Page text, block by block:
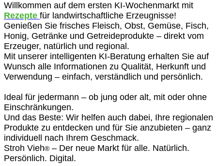
Willkommen auf dem ersten KI-Wochenmarkt mit
Rezepte für landwirtschaftliche Erzeugnisse!
Genießen Sie frisches Fleisch, Obst, Gemüse, Fisch,
Honig, Getränke und Getreideprodukte – direkt vom
Erzeuger, natürlich und regional.
Mit unserer intelligenten KI-Beratung erhalten Sie auf
Wunsch alle Informationen zu Qualität, Herkunft und
Verwendung – einfach, verständlich und persönlich.
Ideal für jedermann – ob jung oder alt, mit oder ohne
Einschränkungen.
Und das Beste: Wir helfen auch dabei, Ihre regionalen
Produkte zu entdecken und für Sie anzubieten – ganz
individuell nach Ihrem Geschmack.
Stroh Vieh® – Der neue Markt für alle. Natürlich.
Persönlich. Digital.